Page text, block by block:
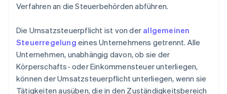
Verfahren an die Steuerbehörden abführen.
Die Umsatzsteuerpflicht ist von der allgemeinen
Steuerregelung eines Unternehmens getrennt. Alle
Unternehmen, unabhängig davon, ob sie der
Körperschafts- oder Einkommensteuer unterliegen,
können der Umsatzsteuerpflicht unterliegen, wenn sie
Tätigkeiten ausüben, die in den Zuständigkeitsbereich